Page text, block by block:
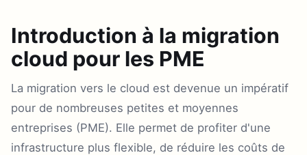
Introduction à la migration
cloud pour les PME
La migration vers le cloud est devenue un impératif
pour de nombreuses petites et moyennes
entreprises (PME). Elle permet de profiter d'une
infrastructure plus flexible, de réduire les coûts de